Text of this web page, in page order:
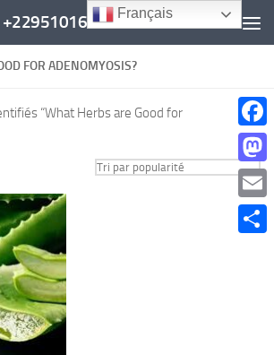
+22951016960
FOR ADENOMYOSIS?
“What Herbs are Good for
Email
Français